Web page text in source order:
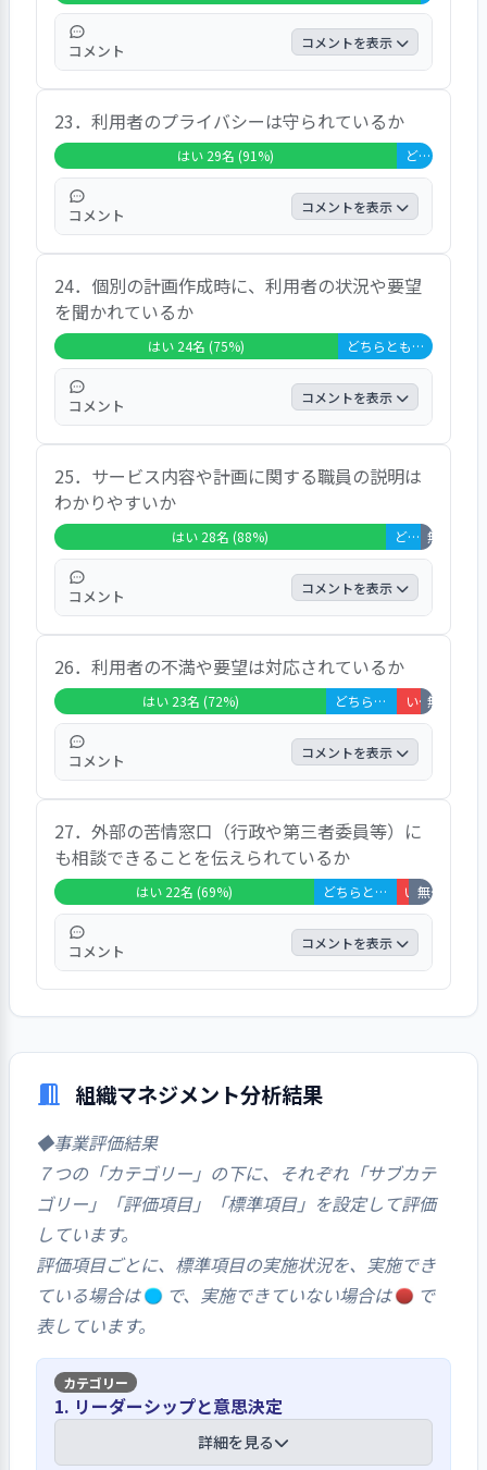
コメント コメントを表示
１名を除く回答者全員が「はい」としてい
る。「わかってくれる」という内容のコメン
トがあった。
23．利用者のプライバシーは守られているか
はい 29名 (91%) どちらともいえない 3名 (9%)
コメント コメントを表示
９割強の回答者が「はい」としている。「守
ってくれる」という内容のコメントが複数あ
った。
24．個別の計画作成時に、利用者の状況や要望
を聞かれているか
はい 24名 (75%) どちらともいえない 8名 (25%)
コメント コメントを表示
７割強の回答者が「はい」としている。「聞
いてくれる」という内容のコメントがあっ
た。
25．サービス内容や計画に関する職員の説明は
わかりやすいか
はい 28名 (88%) どちらともいえない 3名 (9%) 無回答・
コメント コメントを表示
９割弱の回答者が「はい」としている。「わ
かりやすかった」という内容のコメントがあ
った。
26．利用者の不満や要望は対応されているか
はい 23名 (72%) どちらともいえない 6名 (19%) いいえ 2名 (6%)無回答・
コメント コメントを表示
７割強の回答者が「はい」としている。「対
応してくれる」、「あまり言えない」等それ
ぞれの内容のコメントがあった。
27．外部の苦情窓口（行政や第三者委員等）に
も相談できることを伝えられているか
はい 22名 (69%) どちらともいえない 7名 (22%) いいえ 1名
無回答・非該当 2名 (6%)
コメント コメントを表示
７割弱の回答者が「はい」としている。「相
談している」、「記憶にない」という内容の
コメントがあった。
組織マネジメント分析結果
◆事業評価結果
７つの「カテゴリー」の下に、それぞれ「サブカテ
ゴリー」「評価項目」「標準項目」を設定して評価
しています。
評価項目ごとに、標準項目の実施状況を、実施でき
ている場合は
で、実施できていない場合は
で
表しています。
1. リーダーシップと意思決定
詳細を見る